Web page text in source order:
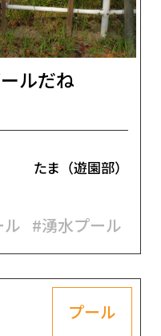
ルだね
たま（遊園部）
#湧水プール
プール